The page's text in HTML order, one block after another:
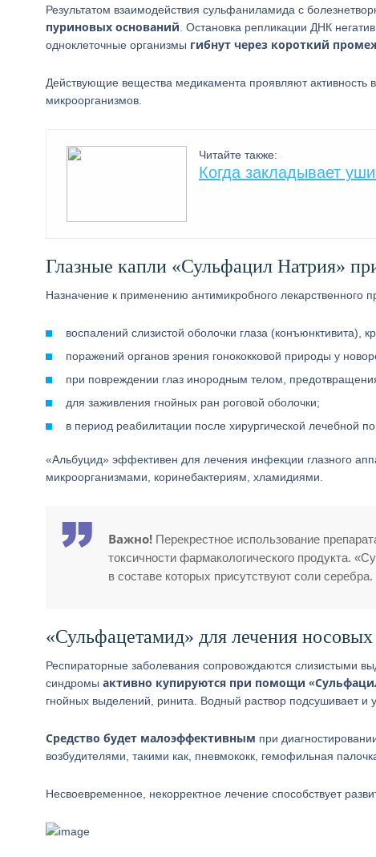
Результатом взаимодействия сульфаниламида с
пуриновых оснований . Остановка репликации ДНК
одноклеточные организмы гибнут через короткий
Действующие вещества медикамента проявляют
микроорганизмов.
Читайте также:
Когда закладывает
Глазные капли «Сульфацил Натрия»
Назначение к применению антимикробного лекарственного
воспалений слизистой оболочки глаза (конъюнктивита),
поражений органов зрения гонококковой природы у
при повреждении глаз инородным телом,
для заживления гнойных ран роговой оболочки;
в период реабилитации после хирургической лечебной
«Альбуцид» эффективен для лечения инфекции глазного
микроорганизмами, коринебактериям, хламидиями.
Важно! Перекрестное использование
токсичности фармакологического продукта.
в составе которых присутствуют соли серебра.
«Сульфацетамид» для лечения
Респираторные заболевания сопровождаются слизистыми
синдромы активно купируются при помощи
гнойных выделений, ринита. Водный раствор подсушивает и
Средство будет малоэффективным при
возбудителями, такими как, пневмококк, гемофильная
Несвоевременное, некорректное лечение способствует